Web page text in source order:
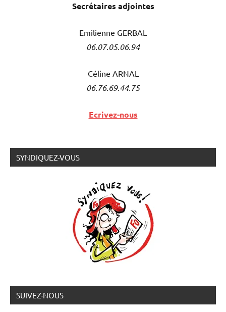
Secrétaires adjointes
Emilienne GERBAL
06.07.05.06.94
Céline ARNAL
06.76.69.44.75
Ecrivez-nous
SYNDIQUEZ-VOUS
SUIVEZ-NOUS